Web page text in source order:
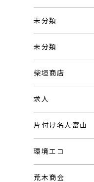
未分類
未分類
柴垣商店
求人
片付け名人富山
環境エコ
荒木商会